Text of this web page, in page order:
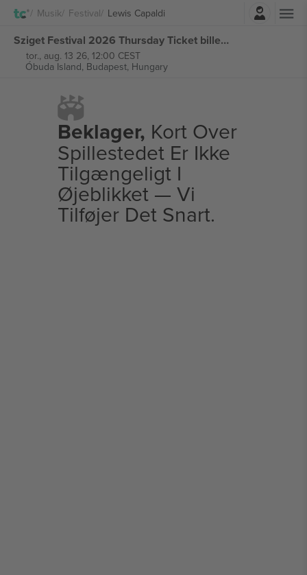
Musik Festival Lewis Capaldi
Sziget Festival 2026 Thursday Ticket billetter
tor., aug. 13 26, 12:00 CEST
Óbuda Island, Budapest, Hungary
Beklager, Kort Over
Spillestedet Er Ikke
Tilgængeligt I
Øjeblikket — Vi
Tilføjer Det Snart.